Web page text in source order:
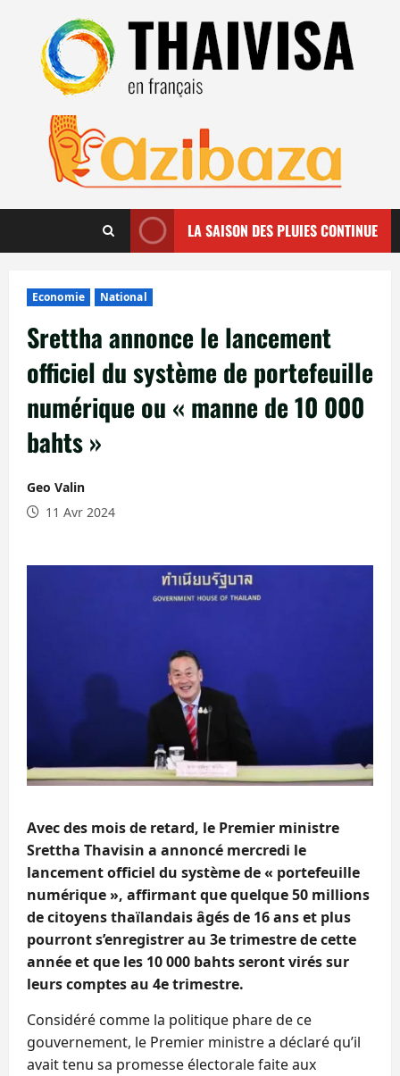
contenu
LA SAISON DES PLUIES CONTINUE
Economie National
Srettha annonce le lancement
officiel du système de portefeuille
numérique ou « manne de 10 000
bahts »
Geo Valin
11 Avr 2024
Avec des mois de retard, le Premier ministre
Srettha Thavisin a annoncé mercredi le
lancement officiel du système de « portefeuille
numérique », affirmant que quelque 50 millions
de citoyens thaïlandais âgés de 16 ans et plus
pourront s’enregistrer au 3e trimestre de cette
année et que les 10 000 bahts seront virés sur
leurs comptes au 4e trimestre.
Considéré comme la politique phare de ce
gouvernement, le Premier ministre a déclaré qu’il
avait tenu sa promesse électorale faite aux